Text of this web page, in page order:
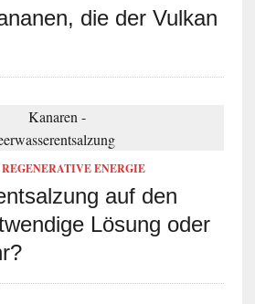
die der Vulkan
REGENERATIVE ENERGIE
auf den
Lösung oder